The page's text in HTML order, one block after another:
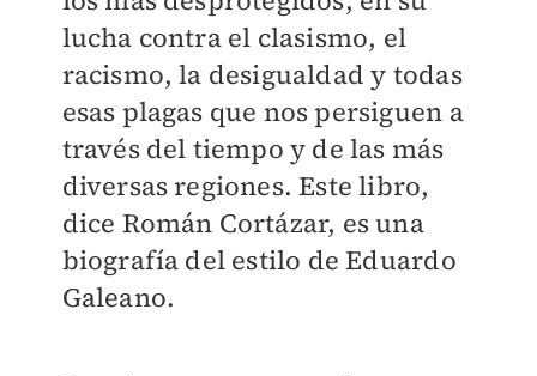
lucha contra el clasismo, el
racismo, la desigualdad y todas
esas plagas que nos persiguen a
través del tiempo y de las más
diversas regiones. Este libro,
dice Román Cortázar, es una
biografía del estilo de Eduardo
Galeano.